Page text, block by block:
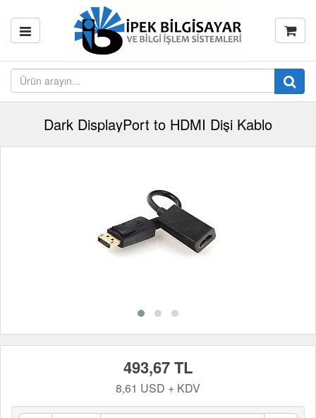
Dark DisplayPort to HDMI Dişi Kablo
493,67 TL
8,61 USD + KDV